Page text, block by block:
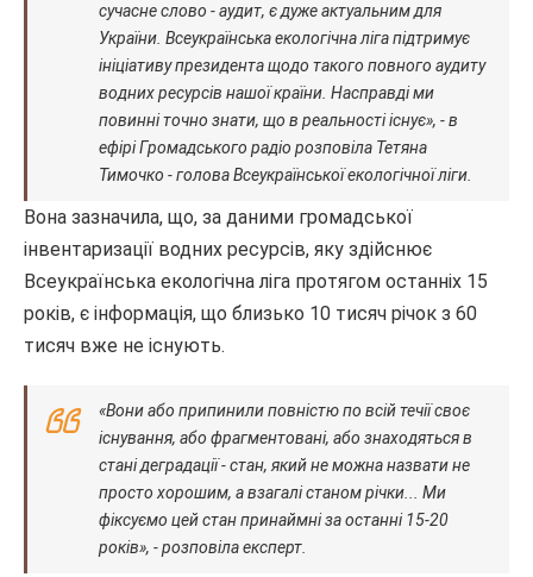
сучасне слово - аудит, є дуже актуальним для
України. Всеукраїнська екологічна ліга підтримує
ініціативу президента щодо такого повного аудиту
водних ресурсів нашої країни. Насправді ми
повинні точно знати, що в реальності існує», - в
ефірі Громадського радіо розповіла Тетяна
Тимочко - голова Всеукраїнської екологічної ліги.
Вона зазначила, що, за даними громадської
інвентаризації водних ресурсів, яку здійснює
Всеукраїнська екологічна ліга протягом останніх 15
років, є інформація, що близько 10 тисяч річок з 60
тисяч вже не існують.
«Вони або припинили повністю по всій течії своє
існування, або фрагментовані, або знаходяться в
стані деградації - стан, який не можна назвати не
просто хорошим, а взагалі станом річки... Ми
фіксуємо цей стан принаймні за останні 15-20
років», - розповіла експерт.